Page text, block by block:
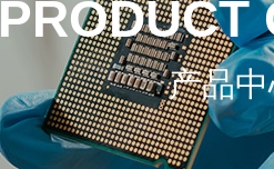
PRODUCT
产品